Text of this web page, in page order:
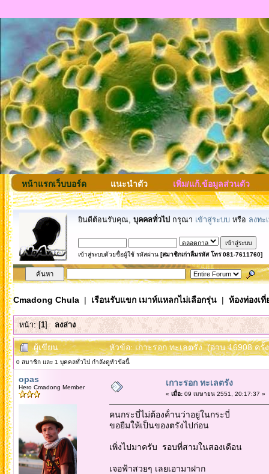
หน้าแรกเว็บบอร์ด แนะนำตัว เพิ่ม/แก้.ข้อมูลส่วนตัว
ยินดีต้อนรับคุณ, บุคคลทั่วไป กรุณา เข้าสู่ระบบ หรือ ลงทะ
เข้าสู่ระบบด้วยชื่อผู้ใช้ รหัสผ่าน [สมาชิกเก่าลืมรหัส โทร 081-7611760]
Cmadong Chula| เรือนรับแขก เมาท์แหลกไม่เลือกรุ่น| ห้องท่องเ
หน้า: [1] ลงล่าง
ผู้เขียน หัวข้อ: เกาะรอก ทะเลตรัง (อ่าน 16908 ครั้
0 สมาชิก และ 1 บุคคลทั่วไป กำลังดูหัวข้อนี้
opas
Hero Cmadong Member เกาะรอก ทะเลตรัง
« เมื่อ:09 เมษายน 2551, 20:17:37 »
คนกระบี่ไม่ต้องค้่านว่าอยู่ในกระบี่
ขอยืมให้เป็นของตรังไปก่อน
เพิ่งไปมาครับ รอบที่สามในสองเดือน
เจอฟ้าสวยๆ เลยเอามาฝาก